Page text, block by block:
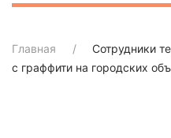
Главная
Сотрудники
с граффити на городских